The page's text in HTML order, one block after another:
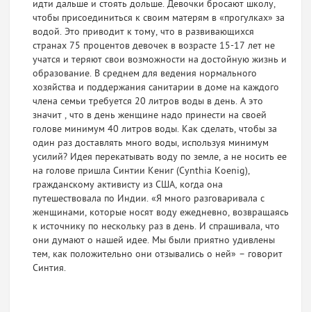
идти дальше и стоять дольше. Девочки бросают школу,
чтобы присоединиться к своим матерям в «прогулках» за
водой. Это приводит к тому, что в развивающихся
странах 75 процентов девочек в возрасте 15-17 лет не
учатся и теряют свои возможности на достойную жизнь и
образование. В среднем для ведения нормального
хозяйства и поддержания санитарии в доме на каждого
члена семьи требуется 20 литров воды в день. А это
значит , что в день женщине надо принести на своей
голове минимум 40 литров воды. Как сделать, чтобы за
один раз доставлять много воды, используя минимум
усилий? Идея перекатывать воду по земле, а не носить ее
на голове пришла Синтии Кениг (Cynthia Koenig),
гражданскому активисту из США, когда она
путешествовала по Индии. «Я много разговаривала с
женщинами, которые носят воду ежедневно, возвращаясь
к источнику по нескольку раз в день. И спрашивала, что
они думают о нашей идее. Мы были приятно удивлены
тем, как положительно они отзывались о ней» – говорит
Синтия.